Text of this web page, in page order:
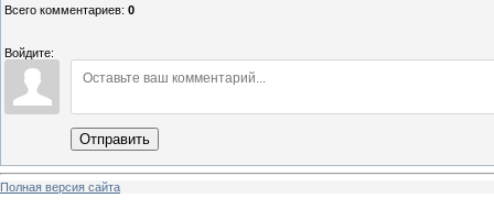
Всего комментариев: 0
Войдите:
Отправить
Полная версия сайта